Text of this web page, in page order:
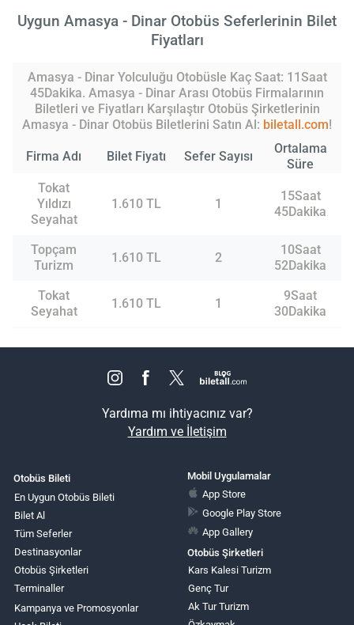
Uygun Amasya - Dinar Otobüs Seferlerinin Bilet
Fiyatları
Amasya - Dinar Yolculuğu Otobüsle Kaç Saat: 11Saat
45Dakika. Amasya - Dinar Arası Otobüs Firmalarının
Biletleri ve Fiyatları Karşılaştır Otobüs Şirketlerinin
Amasya - Dinar Otobüs Biletlerini Satın Al: biletall.com!
Firma Adı Bilet Fiyatı Sefer Sayısı
Ortalama
Süre
Tokat
Yıldızı
Seyahat
1.610 TL 1
15Saat
45Dakika
Topçam
Turizm
1.610 TL 2
10Saat
52Dakika
Tokat
Seyahat
1.610 TL 1
9Saat
30Dakika
Yardıma mı ihtiyacınız var?
Yardım ve İletişim
Otobüs Bileti
En Uygun Otobüs Bileti
Bilet Al
Tüm Seferler
Destinasyonlar
Otobüs Şirketleri
Terminaller
Kampanya ve Promosyonlar
Mobil Uygulamalar
App Store
Google Play Store
App Gallery
Otobüs Şirketleri
Kars Kalesi Turizm
Genç Tur
Ak Tur Turizm